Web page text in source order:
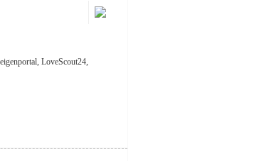
LoveScout24,